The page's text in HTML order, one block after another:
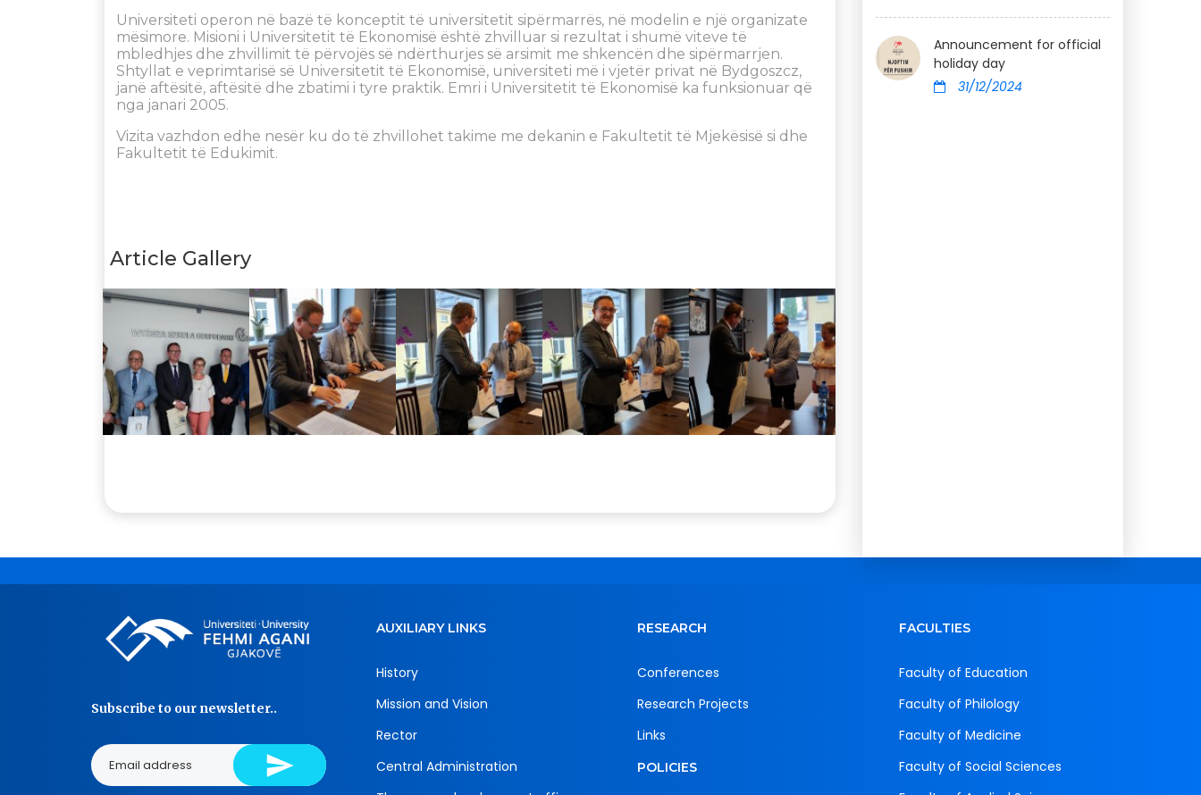
Universiteti operon në bazë të konceptit të universitetit sipërmarrës, në modelin e një organizate
mësimore. Misioni i Universitetit të Ekonomisë është zhvilluar si rezultat i shumë viteve të
mbledhjes dhe zhvillimit të përvojës së ndërthurjes së arsimit me shkencën dhe sipërmarrjen.
Shtyllat e veprimtarisë së Universitetit të Ekonomisë, universiteti më i vjetër privat në Bydgoszcz,
janë aftësitë, aftësitë dhe zbatimi i tyre praktik. Emri i Universitetit të Ekonomisë ka funksionuar që
nga janari 2005.
Vizita vazhdon edhe nesër ku do të zhvillohet takime me dekanin e Fakultetit të Mjekësisë si dhe
Fakultetit të Edukimit.
Article Gallery
Announcement for official
holiday day
31/12/2024
Subscribe to our newsletter..
AUXILIARY LINKS
History
Mission and Vision
Rector
Central Administration
RESEARCH
Conferences
Research Projects
Links
POLICIES
FACULTIES
Faculty of Education
Faculty of Philology
Faculty of Medicine
Faculty of Social Sciences